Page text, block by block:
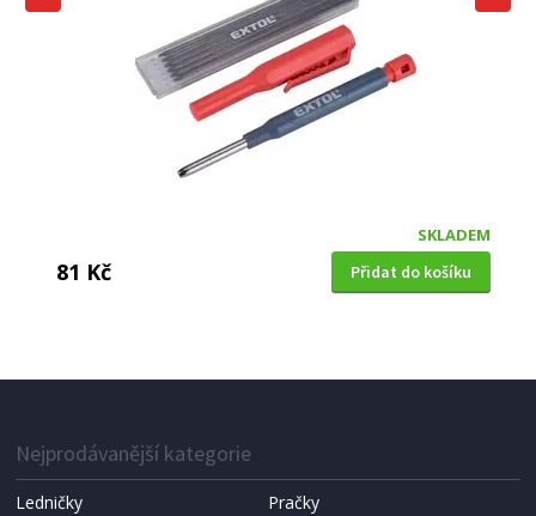
SKLADEM
81 Kč Přidat do košíku
Extol Premium (8815194) magnet-úhelník
22kg
Nejprodávanější kategorie
Ledničky
Pračky